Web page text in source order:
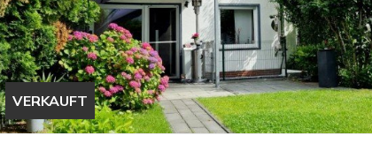
VERKAUFT